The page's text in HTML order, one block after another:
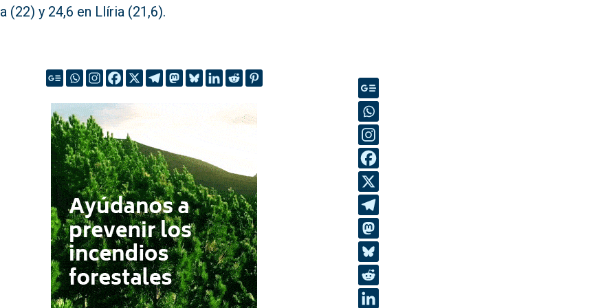
(22) y 24,6 en Llíria (21,6).